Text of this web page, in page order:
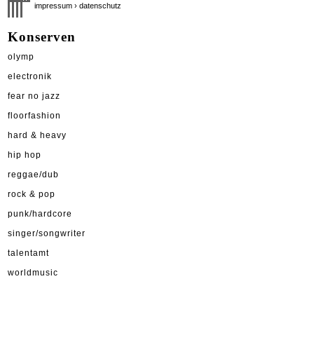
impressum › datenschutz
Konserven
olymp
electronik
fear no jazz
floorfashion
hard & heavy
hip hop
reggae/dub
rock & pop
punk/hardcore
singer/songwriter
talentamt
worldmusic